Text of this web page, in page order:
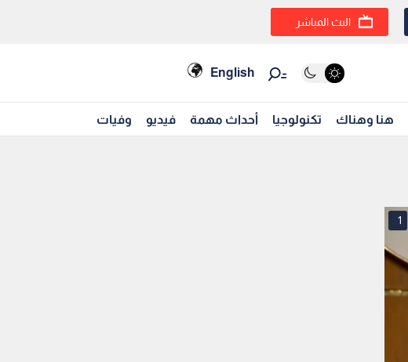
البث المباشر
English
هنا وهناك تكنولوجيا أحداث مهمة فيديو وفيات
1